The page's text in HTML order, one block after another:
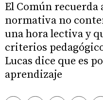
El Común recuerda
normativa no
una hora lectiva y
criterios
Lucas dice que es
aprendizaje